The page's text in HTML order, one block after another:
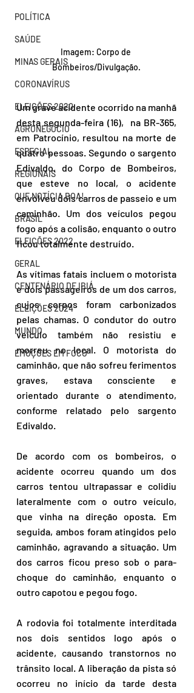
POLÍTICA
SAÚDE
MINAS GERAIS
CORONAVÍRUS
ELEIÇÕES 2020
AGRONEGÓCIO
ESPECIAL
REGIONAIS
QUE NOTÍCIA BOA!
BRASIL
ELEIÇÕES 2022
GERAL
CENTENÁRIO DE IBIÁ
ELEIÇÕES 2024
MUNDO
EMOÇÕES EM FOCO
Imagem: Corpo de
Bombeiros/Divulgação.
Um grave acidente ocorrido na manhã
desta segunda-feira (16),  na BR-365,
em Patrocínio, resultou na morte de
quatro pessoas. Segundo o sargento
Edivaldo, do Corpo de Bombeiros,
que esteve no local, o acidente
envolveu dois carros de passeio e um
caminhão. Um dos veículos pegou
fogo após a colisão, enquanto o outro
ficou totalmente destruído.
As vítimas fatais incluem o motorista
e dois passageiros de um dos carros,
cujos corpos foram carbonizados
pelas chamas. O condutor do outro
veículo também não resistiu e
morreu no local. O motorista do
caminhão, que não sofreu ferimentos
graves, estava consciente e
orientado durante o atendimento,
conforme relatado pelo sargento
Edivaldo.
De acordo com os bombeiros, o
acidente ocorreu quando um dos
carros tentou ultrapassar e colidiu
lateralmente com o outro veículo,
que vinha na direção oposta. Em
seguida, ambos foram atingidos pelo
caminhão, agravando a situação. Um
dos carros ficou preso sob o para-
choque do caminhão, enquanto o
outro capotou e pegou fogo.
A rodovia foi totalmente interditada
nos dois sentidos logo após o
acidente, causando transtornos no
trânsito local. A liberação da pista só
ocorreu no início da tarde desta